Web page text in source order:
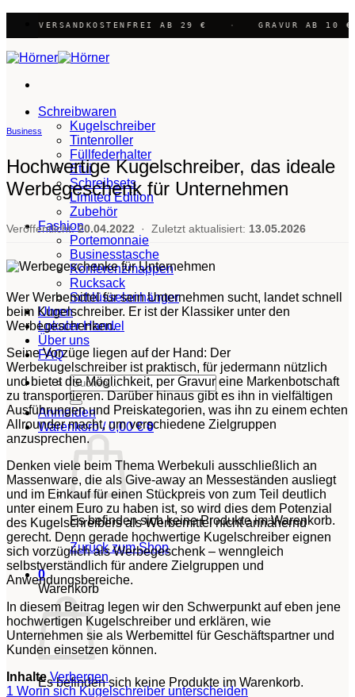
✺ VERSANDKOSTENFREI AB 29 € · GRAVUR AB 10
Schreibwaren
Kugelschreiber
Tintenroller
Füllfederhalter
Etui
Schreibsets
Limited Edition
Zubehör
Fashion
Portemonnaie
Businesstasche
Konferenzmappen
Rucksack
Schlüsselanhänger
Uhren
Lokaler Handel
Über uns
FAQ
Suchen
nach:
Anmelden
Warenkorb /0,00€ 0
Es befinden sich keine Produkte im Warenkorb.
Zurück zum Shop
0
Warenkorb
Es befinden sich keine Produkte im Warenkorb.
Business
Hochwertige Kugelschreiber, das ideale
Werbegeschenk für Unternehmen
Veröffentlicht:20.04.2022 · Zuletzt aktualisiert: 13.05.2026
Wer Werbemittel für sein Unternehmen sucht, landet schnell
beim Kugelschreiber. Er ist der Klassiker unter den
Werbegeschenken.
Seine Vorzüge liegen auf der Hand: Der
Werbekugelschreiber ist praktisch, für jedermann nützlich
und bietet die Möglichkeit, per Gravur eine Markenbotschaft
zu transportieren. Darüber hinaus gibt es ihn in vielfältigen
Ausführungen und Preiskategorien, was ihn zu einem echten
Allrounder macht, um verschiedene Zielgruppen
anzusprechen.
Denken viele beim Thema Werbekuli ausschließlich an
Massenware, die als Give-away an Messeständen ausliegt
und im Einkauf für einen Stückpreis von zum Teil deutlich
unter einem Euro zu haben ist, so wird dies dem Potenzial
des Kugelschreibers als Werbemittel nicht annähernd
gerecht. Denn gerade hochwertige Kugelschreiber eignen
sich vorzüglich als Werbegeschenk – wenngleich
selbstverständlich für andere Zielgruppen und
Anwendungsbereiche.
In diesem Beitrag legen wir den Schwerpunkt auf eben jene
hochwertigen Kugelschreiber und erklären, wie
Unternehmen sie als Werbemittel für Geschäftspartner und
Kunden einsetzen können.
Inhalte Verbergen
1 Worin sich Kugelschreiber unterscheiden